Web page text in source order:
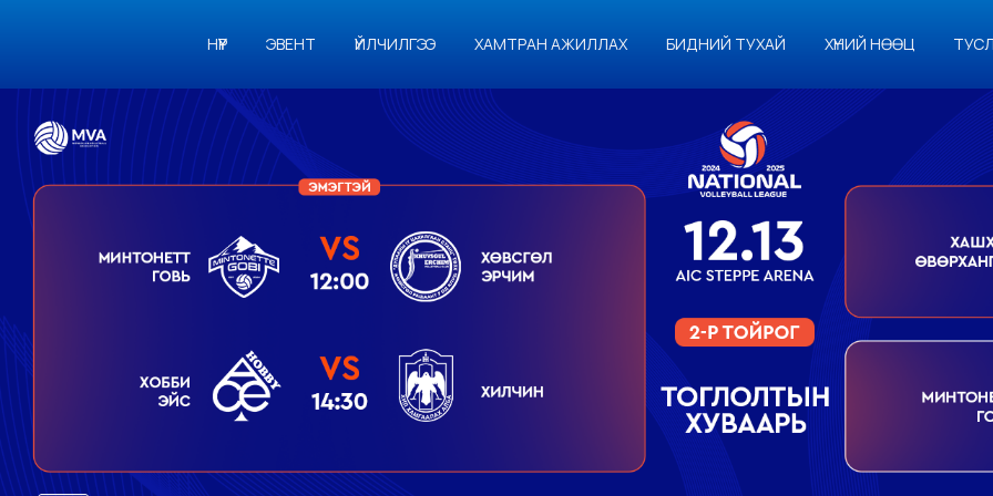
НҮҮР ЭВЕНТ ҮЙЛЧИЛГЭЭ ХАМТРАН АЖИЛЛАХ БИДНИЙ ТУХАЙ ХҮНИЙ НӨӨЦ